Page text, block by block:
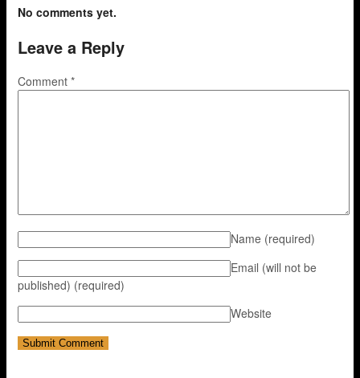
No comments yet.
Leave a Reply
Comment *
Name (required)
Email (will not be
published) (required)
Website